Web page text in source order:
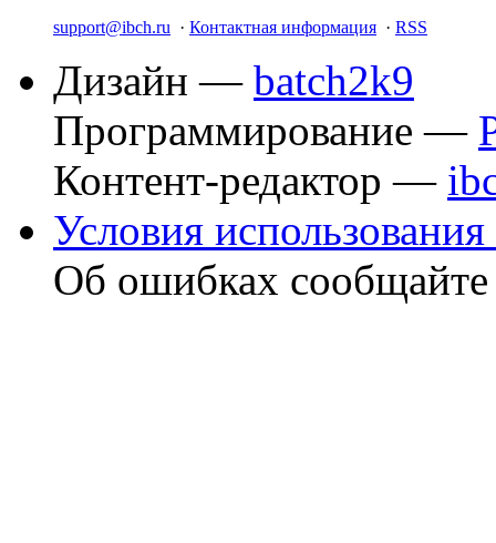
support@ibch.ru · Контактная информация · RSS
Дизайн — batch2k9
Программирование —
Контент-редактор —
Условия использования
Об ошибках